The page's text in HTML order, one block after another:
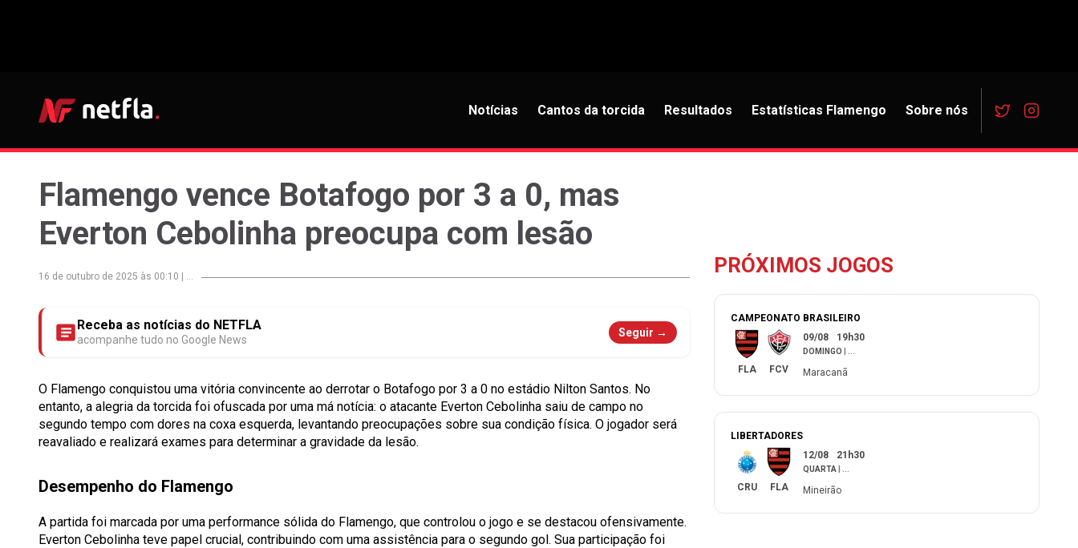
Notícias Cantos da torcida Resultados Estatísticas Flamengo Sobre nós
Flamengo vence Botafogo por 3 a 0, mas
Everton Cebolinha preocupa com lesão
16 de outubro de 2025 às 00:10 ...
Receba as notícias do NETFLA
acompanhe tudo no Google News
Seguir →
O Flamengo conquistou uma vitória convincente ao derrotar o Botafogo por 3 a 0 no estádio Nilton Santos. No
entanto, a alegria da torcida foi ofuscada por uma má notícia: o atacante Everton Cebolinha saiu de campo no
segundo tempo com dores na coxa esquerda, levantando preocupações sobre sua condição física. O jogador será
reavaliado e realizará exames para determinar a gravidade da lesão.
Desempenho do Flamengo
A partida foi marcada por uma performance sólida do Flamengo, que controlou o jogo e se destacou ofensivamente.
Everton Cebolinha teve papel crucial, contribuindo com uma assistência para o segundo gol. Sua participação foi
PRÓXIMOS JOGOS
CAMPEONATO BRASILEIRO
FLA FCV
09/08 19h30
DOMINGO
Maracanã
LIBERTADORES
CRU FLA
12/08 21h30
QUARTA
Mineirão